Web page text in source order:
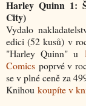
Harley Quinn 1:
City)
Vydalo
edici (52 kusů) v
"Harley Quinn" u
Comics poprvé v
se v plné ceně za
Knihou koupíte v